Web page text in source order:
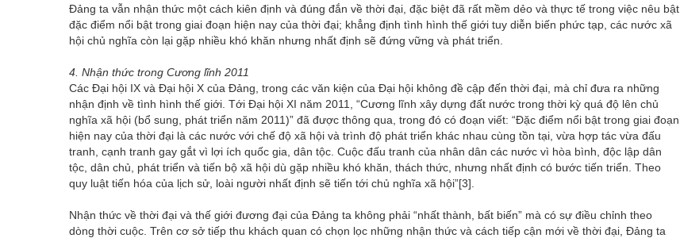
Đảng ta vẫn nhận thức một cách kiên định và đúng đắn về thời đại, đặc biệt đã rất mềm dẻo và thực tế trong việc nêu bật
đặc điểm nổi bật trong giai đoạn hiện nay của thời đại; khẳng định tình hình thế giới tuy diễn biến phức tạp, các nước xã
hội chủ nghĩa còn lại gặp nhiều khó khăn nhưng nhất định sẽ đứng vững và phát triển.
4. Nhận thức trong Cương lĩnh 2011
Các Đại hội IX và Đại hội X của Đảng, trong các văn kiện của Đại hội không đề cập đến thời đại, mà chỉ đưa ra những
nhận định về tình hình thế giới. Tới Đại hội XI năm 2011, “Cương lĩnh xây dựng đất nước trong thời kỳ quá độ lên chủ
nghĩa xã hội (bổ sung, phát triển năm 2011)” đã được thông qua, trong đó có đoạn viết: “Đặc điểm nổi bật trong giai đoạn
hiện nay của thời đại là các nước với chế độ xã hội và trình độ phát triển khác nhau cùng tồn tại, vừa hợp tác vừa đấu
tranh, cạnh tranh gay gắt vì lợi ích quốc gia, dân tộc. Cuộc đấu tranh của nhân dân các nước vì hòa bình, độc lập dân
tộc, dân chủ, phát triển và tiến bộ xã hội dù gặp nhiều khó khăn, thách thức, nhưng nhất định có bước tiến triển. Theo
quy luật tiến hóa của lịch sử, loài người nhất định sẽ tiến tới chủ nghĩa xã hội”[3]
Nhận thức về thời đại và thế giới đương đại của Đảng ta không phải “nhất thành, bất biến” mà có sự điều chỉnh theo
dòng thời cuộc. Trên cơ sở tiếp thu khách quan có chọn lọc những nhận thức và cách tiếp cận mới về thời đại, Đảng ta